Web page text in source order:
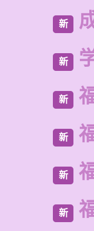
新
新
新
新
新
新